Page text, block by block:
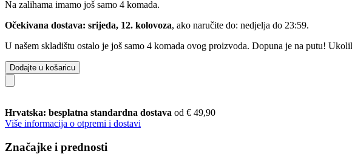
Na zalihama imamo još samo 4 komada.
Očekivana dostava: srijeda, 12. kolovoza, ako naručite do: nedjelja do 23:59.
U našem skladištu ostalo je još samo 4 komada ovog proizvoda. Dopuna je na putu!
Dodajte u košaricu
Hrvatska: besplatna standardna dostava od € 49,90
Više informacija o otpremi i dostavi
Značajke i prednosti